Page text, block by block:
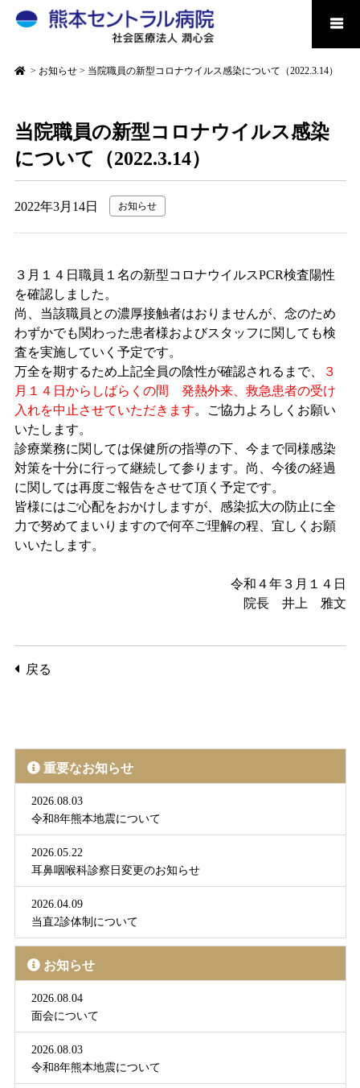
> お知らせ> 当院職員の新型コロナウイルス感染について（2022.3.14）
当院職員の新型コロナウイルス感染
について（2022.3.14）
2022年3月14日 お知らせ
３月１４日職員１名の新型コロナウイルスPCR検査陽性
を確認しました。
尚、当該職員との濃厚接触者はおりませんが、念のため
わずかでも関わった患者様およびスタッフに関しても検
査を実施していく予定です。
万全を期するため上記全員の陰性が確認されるまで、
３
月１４日からしばらくの間 発熱外来、救急患者の受け
入れを中止させていただきます。ご協力よろしくお願い
いたします。
診療業務に関しては保健所の指導の下、今まで同様感染
対策を十分に行って継続して参ります。尚、今後の経過
に関しては再度ご報告をさせて頂く予定です。
皆様にはご心配をおかけしますが、感染拡大の防止に全
力で努めてまいりますので何卒ご理解の程、宜しくお願
いいたします。
令和４年３月１４日
院長 井上 雅文
戻る
重要なお知らせ
2026.08.03
令和8年熊本地震について
2026.05.22
耳鼻咽喉科診察日変更のお知らせ
2026.04.09
当直2診体制について
お知らせ
2026.08.04
面会について
2026.08.03
令和8年熊本地震について